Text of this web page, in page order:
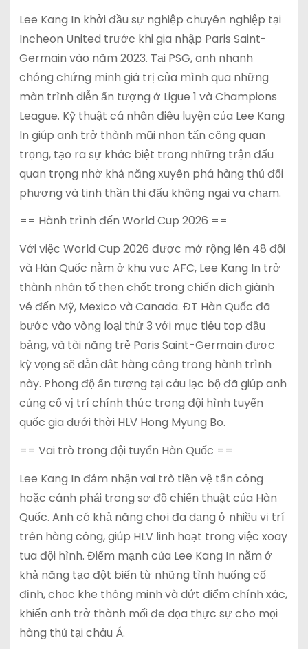
Lee Kang In khởi đầu sự nghiệp chuyên nghiệp tại
Incheon United trước khi gia nhập Paris Saint-
Germain vào năm 2023. Tại PSG, anh nhanh
chóng chứng minh giá trị của mình qua những
màn trình diễn ấn tượng ở Ligue 1 và Champions
League. Kỹ thuật cá nhân điêu luyện của Lee Kang
In giúp anh trở thành mũi nhọn tấn công quan
trọng, tạo ra sự khác biệt trong những trận đấu
quan trọng nhờ khả năng xuyên phá hàng thủ đối
phương và tinh thần thi đấu không ngại va chạm.
== Hành trình đến World Cup 2026 ==
Với việc World Cup 2026 được mở rộng lên 48 đội
và Hàn Quốc nằm ở khu vực AFC, Lee Kang In trở
thành nhân tố then chốt trong chiến dịch giành
vé đến Mỹ, Mexico và Canada. ĐT Hàn Quốc đã
bước vào vòng loại thứ 3 với mục tiêu top đầu
bảng, và tài năng trẻ Paris Saint-Germain được
kỳ vọng sẽ dẫn dắt hàng công trong hành trình
này. Phong độ ấn tượng tại câu lạc bộ đã giúp anh
củng cố vị trí chính thức trong đội hình tuyển
quốc gia dưới thời HLV Hong Myung Bo.
== Vai trò trong đội tuyển Hàn Quốc ==
Lee Kang In đảm nhận vai trò tiền vệ tấn công
hoặc cánh phải trong sơ đồ chiến thuật của Hàn
Quốc. Anh có khả năng chơi đa dạng ở nhiều vị trí
trên hàng công, giúp HLV linh hoạt trong việc xoay
tua đội hình. Điểm mạnh của Lee Kang In nằm ở
khả năng tạo đột biến từ những tình huống cố
định, chọc khe thông minh và dứt điểm chính xác,
khiến anh trở thành mối đe dọa thực sự cho mọi
hàng thủ tại châu Á.